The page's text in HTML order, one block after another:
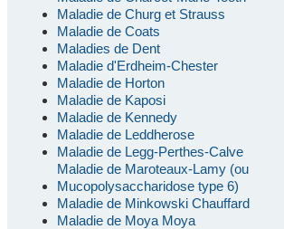
Maladie de Churg et Strauss
Maladie de Coats
Maladies de Dent
Maladie d'Erdheim-Chester
Maladie de Horton
Maladie de Kaposi
Maladie de Kennedy
Maladie de Leddherose
Maladie de Legg-Perthes-Calve
Maladie de Maroteaux-Lamy (ou
Mucopolysaccharidose type 6)
Maladie de Minkowski Chauffard
Maladie de Moya Moya